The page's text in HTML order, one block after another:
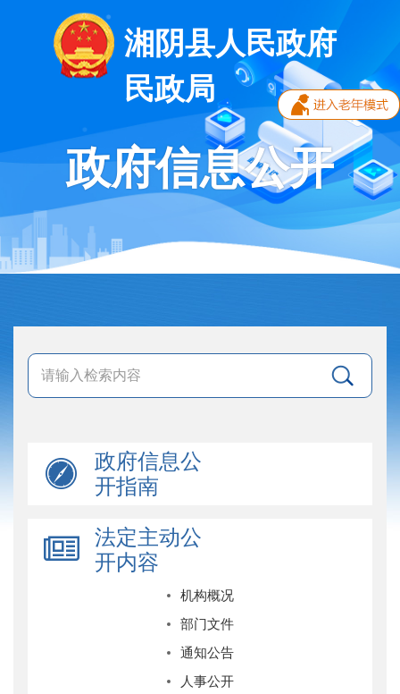
湘阴县人民政府
民政局
政府信息公开
政府信息公
开指南
法定主动公
开内容
机构概况
部门文件
通知公告
人事公开